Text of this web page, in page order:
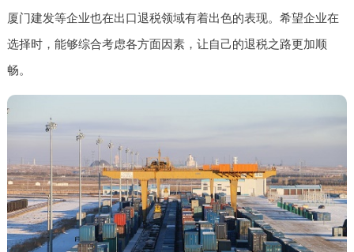
厦门建发等企业也在出口退税领域有着出色的表现。希望企业在
选择时，能够综合考虑各方面因素，让自己的退税之路更加顺
畅。